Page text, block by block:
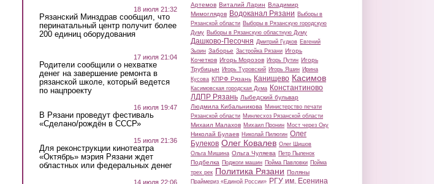
18 июля 21:32
Рязанский Минздрав сообщил, что
перинатальный центр получит более
200 единиц оборудования
17 июля 21:04
Родители сообщили о нехватке
денег на завершение ремонта в
рязанской школе, который ведется
по нацпроекту
16 июля 19:47
В Рязани проведут фестиваль
«Сделано/рождён в СССР»
15 июля 21:36
Для реконструкции кинотеатра
«Октябрь» мэрия Рязани ждет
областных или федеральных денег
14 июля 22:06
Артемов Виталий Ларин Владимир
Мимоглядов Водоканал Рязани Выборы в
Рязанской области Выборы в Рязанскую городскую
Думу Выборы в Рязанскую областную Думу
Дашково-Песочня Дмитрий Гудков Евгений
Зызин Заборье Застройка Рязани Игорь
Кочетков Игорь Морозов Игорь Путин Игорь
Трубицын Игорь Туровский Игорь Яшин Ирина
Кусова КПРФ Рязань Канищево Касимов
Касимовская городская Дума Константиново
ЛДПР Рязань Лыбедский бульвар
Людмила Кибальникова Министерство печати
Рязанской области Минлесхоз Рязанской области
Михаил Малахов Михаил Пронин Мост через Оку
Николай Булаев Николай Пилюгин Олег
Булеков Олег Ковалев Олег Шишов
Ольга Мишина Ольга Чуляева Петр Пыленок
Подбелка Поджоги машин Пойма Павловки Пойма
трех рек Политика Рязани Поляны
Праймериз «Единой России» РГУ им. Есенина